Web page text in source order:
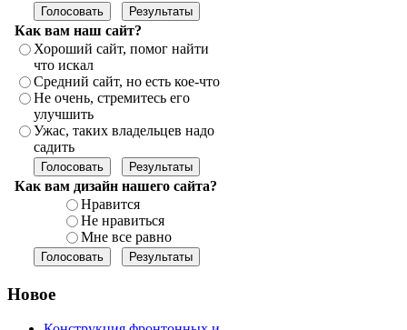
Как вам наш сайт?
Хороший сайт, помог найти
что искал
Средний сайт, но есть кое-что
Не очень, стремитесь его
улучшить
Ужас, таких владельцев надо
садить
Как вам дизайн нашего сайта?
Нравится
Не нравиться
Мне все равно
Новое